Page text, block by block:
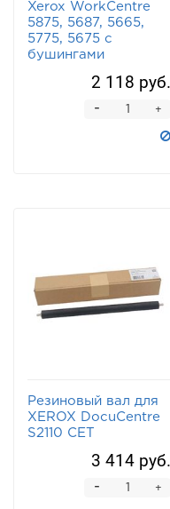
Xerox WorkCentre
5875, 5687, 5665,
5775, 5675 с
бушингами
2 118 руб.
+
-
Резиновый вал для
XEROX DocuCentre
S2110 CET
3 414 руб.
+
-